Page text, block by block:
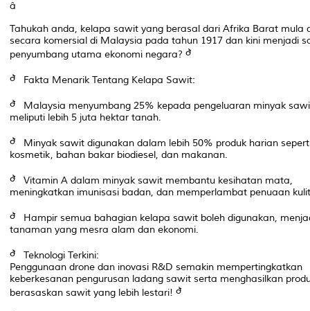
Tahukah anda, kelapa sawit yang berasal dari Afrika Barat mula
secara komersial di Malaysia pada tahun 1917 dan kini menjadi
penyumbang utama ekonomi negara?
Fakta Menarik Tentang Kelapa Sawit:
Malaysia menyumbang 25% kepada pengeluaran minyak
meliputi lebih 5 juta hektar tanah.
Minyak sawit digunakan dalam lebih 50% produk harian
kosmetik, bahan bakar biodiesel, dan makanan.
Vitamin A dalam minyak sawit membantu kesihatan mata,
meningkatkan imunisasi badan, dan memperlambat penuaan
Hampir semua bahagian kelapa sawit boleh digunakan,
tanaman yang mesra alam dan ekonomi.
Teknologi Terkini:
Penggunaan drone dan inovasi R&D semakin mempertingkatkan
keberkesanan pengurusan ladang sawit serta menghasilkan
berasaskan sawit yang lebih lestari!